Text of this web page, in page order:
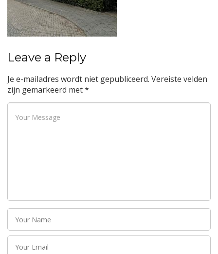
Leave a Reply
Je e-mailadres wordt niet gepubliceerd. Vereiste velden
zijn gemarkeerd met*